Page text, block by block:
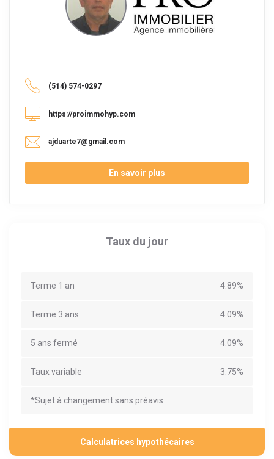
(514) 574-0297
https://proimmohyp.com
ajduarte7@gmail.com
En savoir plus
Taux du jour
Terme 1 an 4.89%
Terme 3 ans 4.09%
5 ans fermé 4.09%
Taux variable 3.75%
*Sujet à changement sans préavis
Calculatrices hypothécaires